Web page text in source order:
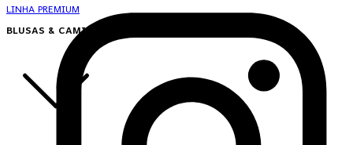
LINHA PREMIUM
BLUSAS & CAMISAS